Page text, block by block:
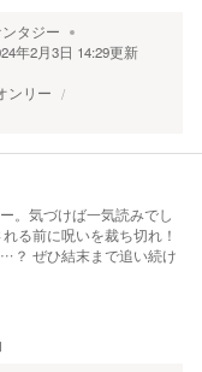
タジー
年2月3日 14:29更新
ンリー
。気づけば一気読みでし
る前に呪いを裁ち切れ！
？ ぜひ結末まで追い続け